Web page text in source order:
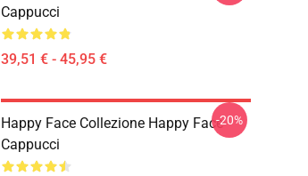
Cappucci
39,51 € - 45,95 €
Happy Face Collezione Happy Face
Cappucci
-20%